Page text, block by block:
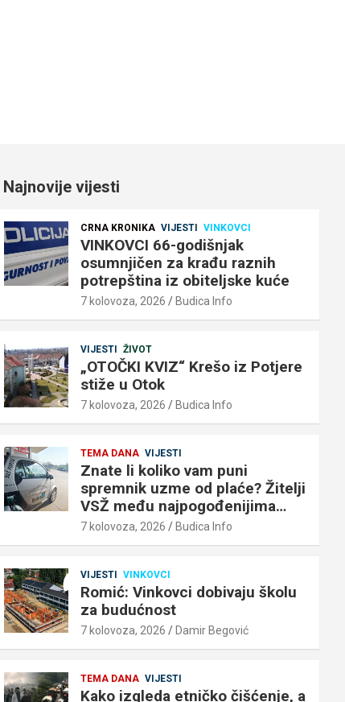
Najnovije vijesti
CRNA KRONIKA VIJESTI VINKOVCI
VINKOVCI 66-godišnjak
osumnjičen za krađu raznih
potrepština iz obiteljske kuće
7 kolovoza, 2026 Budica Info
VIJESTI ŽIVOT
„OTOČKI KVIZ“ Krešo iz Potjere
stiže u Otok
7 kolovoza, 2026 Budica Info
TEMA DANA VIJESTI
Znate li koliko vam puni
spremnik uzme od plaće? Žitelji
VSŽ među najpogođenijima…
7 kolovoza, 2026 Budica Info
VIJESTI VINKOVCI
Romić: Vinkovci dobivaju školu
za budućnost
7 kolovoza, 2026 Damir Begović
TEMA DANA VIJESTI
Kako izgleda etničko čišćenje, a